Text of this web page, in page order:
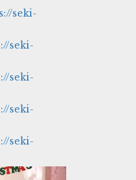
seki-
seki-
seki-
seki-
seki-